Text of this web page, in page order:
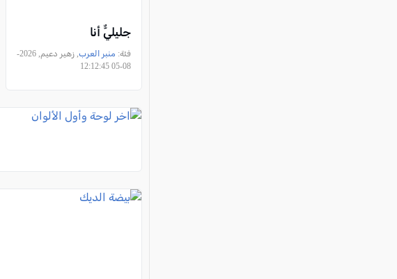
جليليٌّ أنا
فئة: منبر العرب
, زهير دعيم, 2026-
08-05 12:12:45